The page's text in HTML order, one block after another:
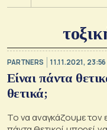
PARTNERS 11.11.2021, 23:56
Είναι πάντα
θετικά;
Το να αναγκάζουμε τον